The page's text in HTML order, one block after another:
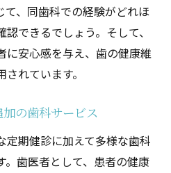
て、同歯科での経験がどれほ
できるでしょう。そして、
に安心感を与え、歯の健康維
れています。
の歯科サービス
定期健診に加えて多様な歯科
。歯医者として、患者の健康